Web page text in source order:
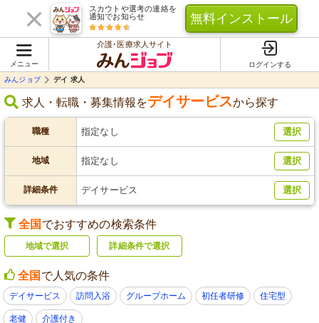
スカウトや選考の連絡を
通知でお知らせ
無料インストール
メニュー
介護･医療求人サイト
ログインする
みんジョブ
デイ 求人
求人・転職・募集情報をデイサービスから探す
職種 指定なし 選択
地域 指定なし 選択
詳細条件 デイサービス 選択
全国 でおすすめの検索条件
地域で選択 詳細条件で選択
全国 で人気の条件
デイサービス 訪問入浴 グループホーム 初任者研修 住宅型
老健 介護付き